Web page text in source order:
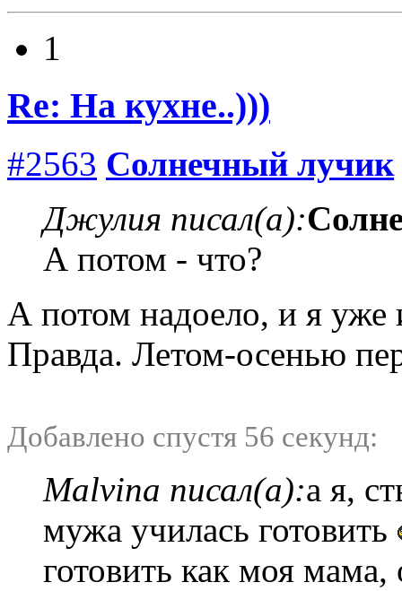
1
Re: На кухне..)))
#2563 Солнечный лучик
Джулия писал(а):
А потом - что?
А потом надоело, и я уже
Правда. Летом-осенью
Добавлено спустя 56 секунд:
Malvina писал(а):а я,
мужа училась готовить
готовить как моя